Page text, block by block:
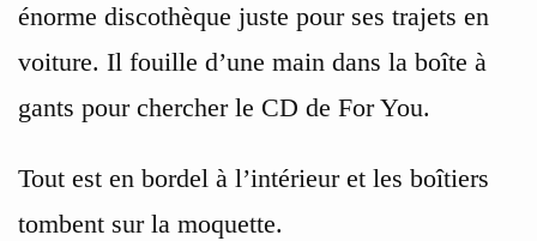
énorme discothèque juste pour ses trajets en
voiture. Il fouille d’une main dans la boîte à
gants pour chercher le CD de For You.
Tout est en bordel à l’intérieur et les boîtiers
tombent sur la moquette.